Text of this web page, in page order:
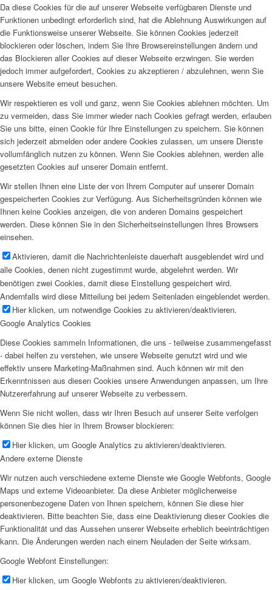
Da diese Cookies für die auf unserer Webseite verfügbaren Dienste und
Funktionen unbedingt erforderlich sind, hat die Ablehnung Auswirkungen auf
die Funktionsweise unserer Webseite. Sie können Cookies jederzeit
blockieren oder löschen, indem Sie Ihre Browsereinstellungen ändern und
das Blockieren aller Cookies auf dieser Webseite erzwingen. Sie werden
jedoch immer aufgefordert, Cookies zu akzeptieren / abzulehnen, wenn Sie
unsere Website erneut besuchen.
Wir respektieren es voll und ganz, wenn Sie Cookies ablehnen möchten. Um
zu vermeiden, dass Sie immer wieder nach Cookies gefragt werden, erlauben
Sie uns bitte, einen Cookie für Ihre Einstellungen zu speichern. Sie können
sich jederzeit abmelden oder andere Cookies zulassen, um unsere Dienste
vollumfänglich nutzen zu können. Wenn Sie Cookies ablehnen, werden alle
gesetzten Cookies auf unserer Domain entfernt.
Wir stellen Ihnen eine Liste der von Ihrem Computer auf unserer Domain
gespeicherten Cookies zur Verfügung. Aus Sicherheitsgründen können wie
Ihnen keine Cookies anzeigen, die von anderen Domains gespeichert
werden. Diese können Sie in den Sicherheitseinstellungen Ihres Browsers
einsehen.
Aktivieren, damit die Nachrichtenleiste dauerhaft ausgeblendet wird und
alle Cookies, denen nicht zugestimmt wurde, abgelehnt werden. Wir
benötigen zwei Cookies, damit diese Einstellung gespeichert wird.
Andernfalls wird diese Mitteilung bei jedem Seitenladen eingeblendet werden.
Hier klicken, um notwendige Cookies zu aktivieren/deaktivieren.
Google Analytics Cookies
Diese Cookies sammeln Informationen, die uns - teilweise zusammengefasst
- dabei helfen zu verstehen, wie unsere Webseite genutzt wird und wie
effektiv unsere Marketing-Maßnahmen sind. Auch können wir mit den
Erkenntnissen aus diesen Cookies unsere Anwendungen anpassen, um Ihre
Nutzererfahrung auf unserer Webseite zu verbessern.
Wenn Sie nicht wollen, dass wir Ihren Besuch auf unserer Seite verfolgen
können Sie dies hier in Ihrem Browser blockieren:
Hier klicken, um Google Analytics zu aktivieren/deaktivieren.
Andere externe Dienste
Wir nutzen auch verschiedene externe Dienste wie Google Webfonts, Google
Maps und externe Videoanbieter. Da diese Anbieter möglicherweise
personenbezogene Daten von Ihnen speichern, können Sie diese hier
deaktivieren. Bitte beachten Sie, dass eine Deaktivierung dieser Cookies die
Funktionalität und das Aussehen unserer Webseite erheblich beeinträchtigen
kann. Die Änderungen werden nach einem Neuladen der Seite wirksam.
Google Webfont Einstellungen:
Hier klicken, um Google Webfonts zu aktivieren/deaktivieren.